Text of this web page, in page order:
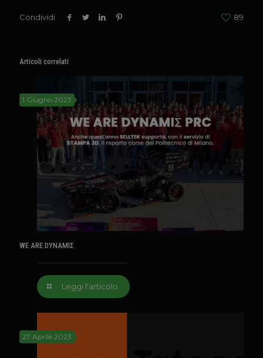
Condividi 89
Articoli correlati
1 Giugno 2023
WE ARE DYNAMIΣ
Leggi l'articolo
27 Aprile 2023